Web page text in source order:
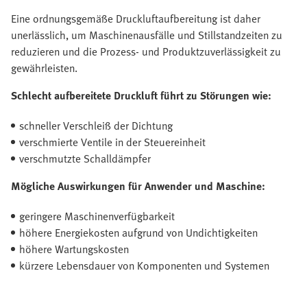
Eine ordnungsgemäße Druckluftaufbereitung ist daher
unerlässlich, um Maschinenausfälle und Stillstandzeiten zu
reduzieren und die Prozess- und Produktzuverlässigkeit zu
gewährleisten.
Schlecht aufbereitete Druckluft führt zu Störungen wie:
schneller Verschleiß der Dichtung
verschmierte Ventile in der Steuereinheit
verschmutzte Schalldämpfer
Mögliche Auswirkungen für Anwender und Maschine:
geringere Maschinenverfügbarkeit
höhere Energiekosten aufgrund von Undichtigkeiten
höhere Wartungskosten
kürzere Lebensdauer von Komponenten und Systemen